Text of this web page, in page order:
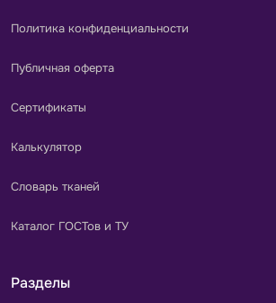
Политика конфиденциальности
Публичная оферта
Сертификаты
Калькулятор
Словарь тканей
Каталог ГОСТов и ТУ
Разделы